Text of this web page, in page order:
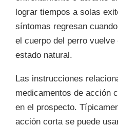
lograr tiempos a solas
síntomas regresan
el cuerpo del perro vuelve
estado natural.
Las instrucciones
medicamentos de acción
en el prospecto.
acción corta se puede